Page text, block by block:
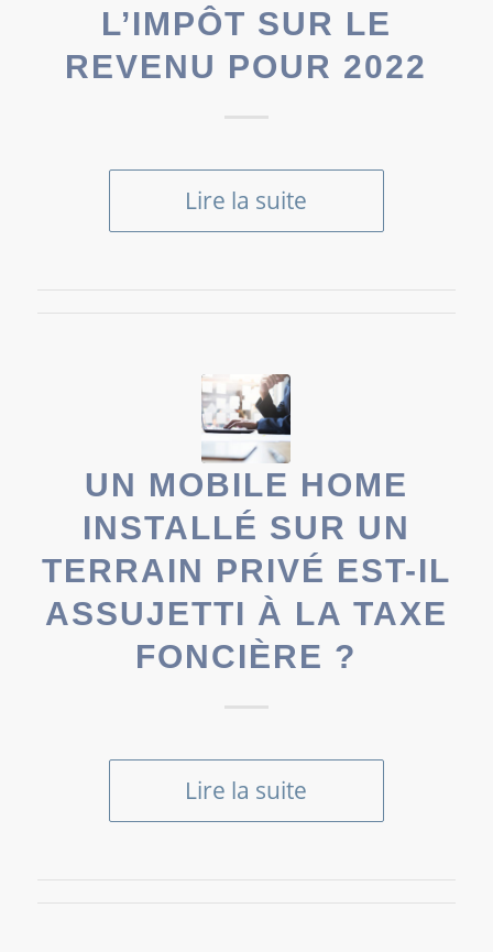
L’IMPÔT SUR LE
REVENU POUR 2022
Lire la suite
UN MOBILE HOME
INSTALLÉ SUR UN
TERRAIN PRIVÉ EST-IL
ASSUJETTI À LA TAXE
FONCIÈRE ?
Lire la suite